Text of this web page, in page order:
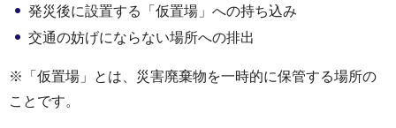
発災後に設置する「仮置場」への持ち込み
交通の妨げにならない場所への排出
※「仮置場」とは、災害廃棄物を一時的に保管する場所の
ことです。